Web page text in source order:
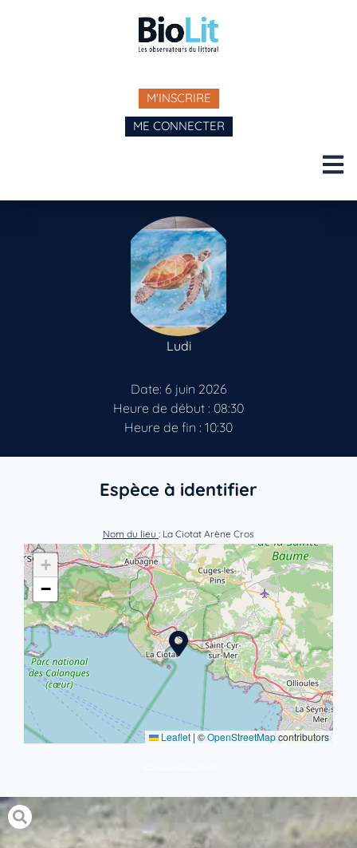
M'INSCRIRE
ME CONNECTER
Ludi
Date: 6 juin 2026
Heure de début : 08:30
Heure de fin : 10:30
Espèce à identifier
Nom du lieu : La Ciotat Arène Cros
+
−
Leaflet | ©OpenStreetMapcontributors